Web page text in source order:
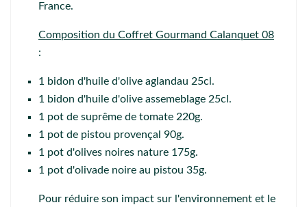
France.
Composition du Coffret Gourmand Calanquet 08
:
1 bidon d'huile d'olive aglandau 25cl .
1 bidon d'huile d'olive assemeblage 25cl .
1 pot de suprême de tomate 220g.
1 pot de pistou provençal 90g.
1 pot d'olives noires nature 175g.
1 pot d'olivade noire au pistou 35g.
Pour réduire son impact sur l'environnement et le